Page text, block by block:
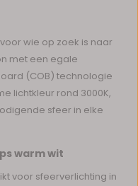
wie op zoek is naar
met een egale
(COB) technologie
lichtkleur rond 3000K,
sfeer in elke
warm wit
voor sfeerverlichting in